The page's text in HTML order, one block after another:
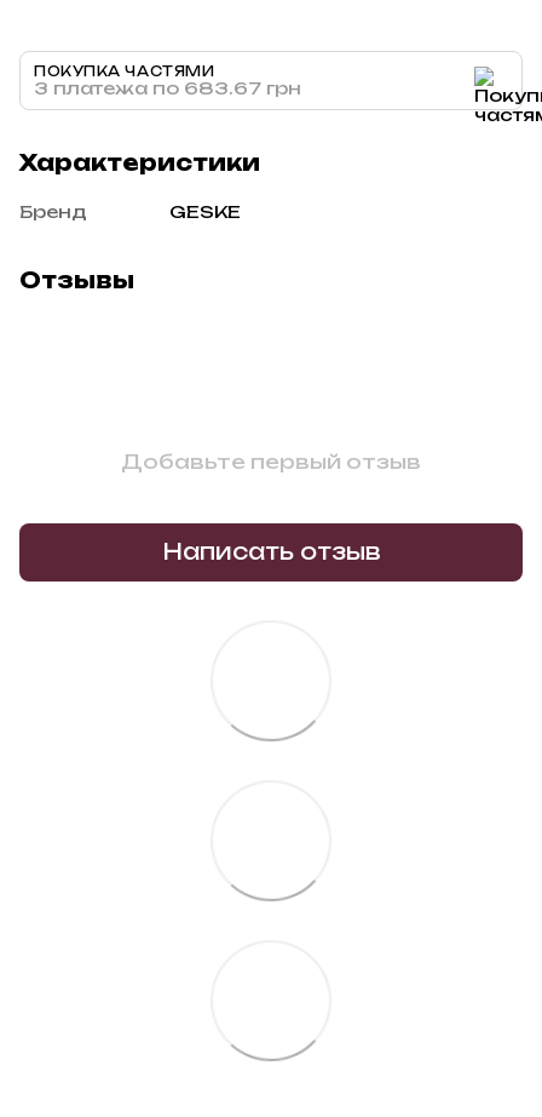
ПОКУПКА ЧАСТЯМИ
3 платежа по 683.67 грн
Характеристики
Бренд GESKE
Отзывы
Добавьте первый отзыв
Написать отзыв